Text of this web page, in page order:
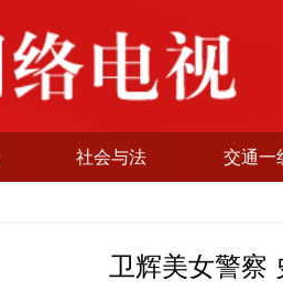
社会与法 交通一
卫辉美女警察